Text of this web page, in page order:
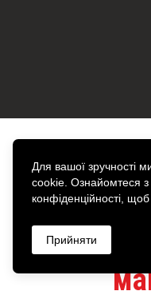
Для вашої зручності
cookie. Ознайомтеся
конфіденційності, щоб
Прийняти